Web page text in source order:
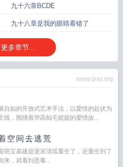
过
九十六章BCDE
九十八章是我的眼睛看错了
多章节...
www.qrxs.org
自如的开放式艺术手法，以爱情的起伏为
线，围绕着华高灿毛妮妮的爱情故...
空间去逃荒
萌宝基建甜宠宋清瑶重生了，还重生到了
来，就看到恶毒...